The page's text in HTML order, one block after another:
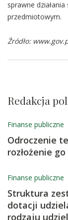
sprawne
przedmiotowym.
Źródło:
Redakcja
Finanse publiczne
Odroczenie
rozłożenie
Finanse publiczne
Struktura
dotacji
rodzaju